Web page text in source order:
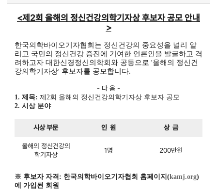
<제2회 올해의 정신건강의학기자상 후보자 공모 안내
>
한국의학바이오기자협회는 정신건강의 중요성을 널리 알
리고 국민의 정신건강 증진에 기여한 언론인을 발굴하고 격
려하고자 대한신경정신의학회와 공동으로 '올해의 정신건
강의학기자상' 후보자를 공모합니다.
- 다 음 -
1. 제목: 제 2회 올해의 정신건강의학기자상 후보자 공모
2. 시상 분야
시상 부문 인 원 상 금
올해의 정신건강의
학기자상
1명 200만원
※ 후보자 자격 : 한국의학바이오기자협회 홈페이지 (kamj.org)
에 가입된 회원